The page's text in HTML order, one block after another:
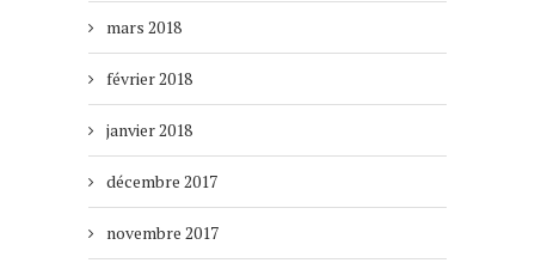
mars 2018
février 2018
janvier 2018
décembre 2017
novembre 2017